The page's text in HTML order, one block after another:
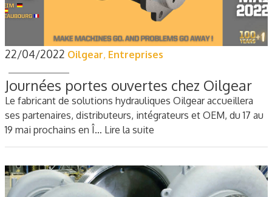
22/04/2022 Oilgear, Entreprises
Journées portes ouvertes chez Oilgear
Le fabricant de solutions hydrauliques Oilgear accueillera
ses partenaires, distributeurs, intégrateurs et OEM, du 17 au
19 mai prochains en Î… Lire la suite